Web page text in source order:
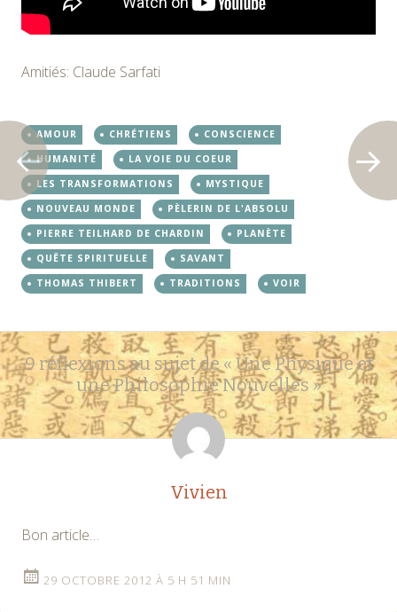
Amitiés: Claude Sarfati
AMOUR CHRÉTIENS
CONSCIENCE
HUMANITÉ
LA VOIE DU COEUR
LES TRANSFORMATIONS
MYSTIQUE
NOUVEAU MONDE
PÈLERIN DE L'ABSOLU
PIERRE TEILHARD DE CHARDIN
PLANÈTE
QUÊTE SPIRITUELLE
SAVANT
THOMAS THIBERT
TRADITIONS VOIR
Navigation
des
articles
←
→
9 réflexions au sujet de « Une Physique et
une Philosophie Nouvelles»
Vivien
Bon article…
29 OCTOBRE 2012 À 5 H 51 MIN